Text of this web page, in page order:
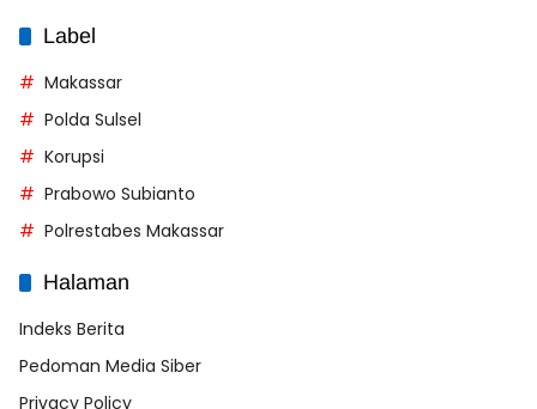
Label
Makassar
Polda Sulsel
Korupsi
Prabowo Subianto
Polrestabes Makassar
Halaman
Indeks Berita
Pedoman Media Siber
Privacy Policy